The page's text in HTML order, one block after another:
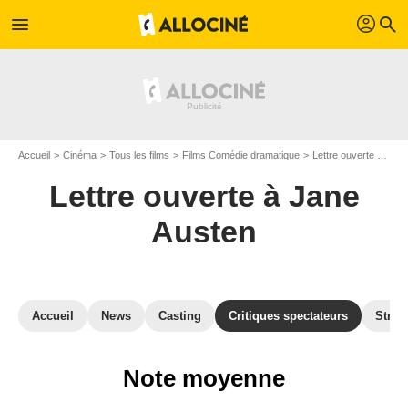
menu profil search
Accueil Cinéma Tous les films Films Comédie dramatique Lettre ouverte à Jane Austen
Lettre ouverte à Jane
Austen
Accueil News Casting Critiques spectateurs
Note moyenne